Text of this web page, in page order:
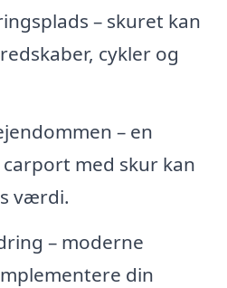
– skuret kan
cykler og
– en
med skur kan
værdi.
– moderne
din